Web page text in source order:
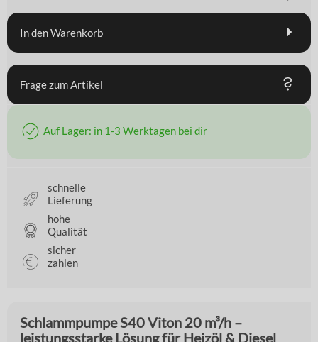
In den Warenkorb
Frage zum Artikel
Auf Lager: in 1-3 Werktagen bei dir
schnelle
Lieferung
hohe
Qualität
sicher
zahlen
Schlammpumpe S40 Viton 20 m³/h –
leistungsstarke Lösung für Heizöl & Diesel